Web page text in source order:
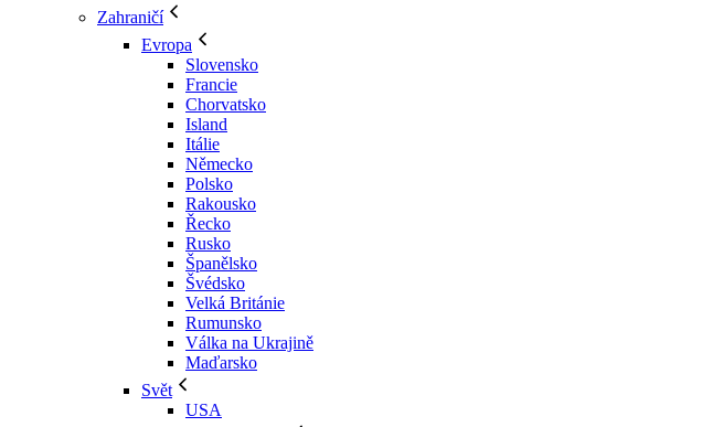
Zahraničí
Evropa
Slovensko
Francie
Chorvatsko
Island
Itálie
Německo
Polsko
Rakousko
Řecko
Rusko
Španělsko
Švédsko
Velká Británie
Rumunsko
Válka na Ukrajině
Maďarsko
Svět
USA